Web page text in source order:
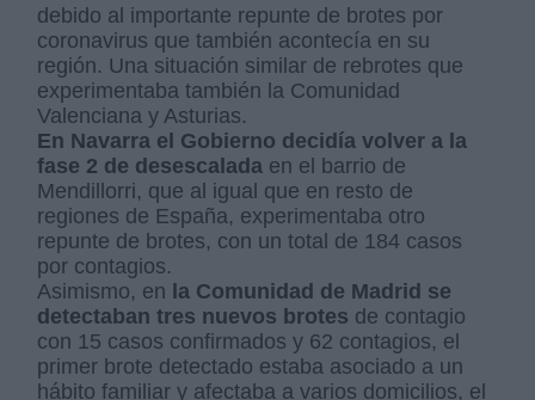
debido al importante repunte de brotes por
coronavirus que también acontecía en su
región. Una situación similar de rebrotes que
experimentaba también la Comunidad
Valenciana y Asturias.
En Navarra el Gobierno decidía volver a la
fase 2 de desescalada en el barrio de
Mendillorri, que al igual que en resto de
regiones de España, experimentaba otro
repunte de brotes, con un total de 184 casos
por contagios.
Asimismo, en la Comunidad de Madrid se
detectaban tres nuevos brotes de contagio
con 15 casos confirmados y 62 contagios, el
primer brote detectado estaba asociado a un
hábito familiar y afectaba a varios domicilios, el